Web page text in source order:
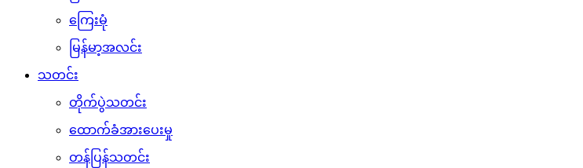
ကြေးမုံ
မြန်မာ့အလင်း
သတင်း
တိုက်ပွဲသတင်း
ထောက်ခံအားပေးမှု
တန်ပြန်သတင်း